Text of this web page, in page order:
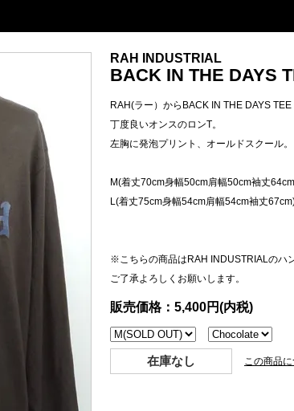
RAH INDUSTRIAL
BACK IN THE DAYS
RAH(ラー）からBACK IN THE DAYS TEE
丁度良いオンスのロンT。
左胸に発泡プリント、オールドスクール。
M(着丈70cm身幅50cm肩幅50cm袖丈
L(着丈75cm身幅54cm肩幅54cm袖丈
※こちらの商品はRAH INDUSTRIALのハ
ご了承よろしくお願いします。
販売価格：5,400円(内税)
在庫なし この商品